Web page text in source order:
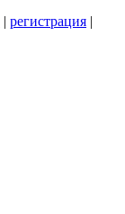
| регистрация |